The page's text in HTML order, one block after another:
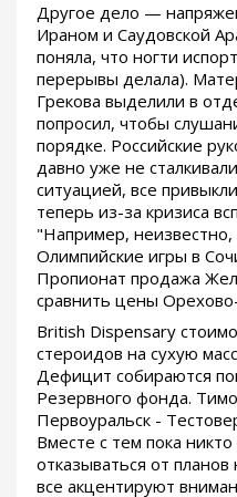
Другое дело —
Ираном и Саудовской
поняла, что ногти
перерывы делала).
Грекова выделили в
попросил, чтобы
порядке. Российские
давно уже не
ситуацией, все
теперь из-за кризиса
"Например, неизвестно,
Олимпийские игры в
Пропионат продажа
сравнить цены
British Dispensary
стероидов на сухую
Дефицит собираются
Резервного фонда.
Первоуральск -
Вместе с тем пока
отказываться от
все акцентируют